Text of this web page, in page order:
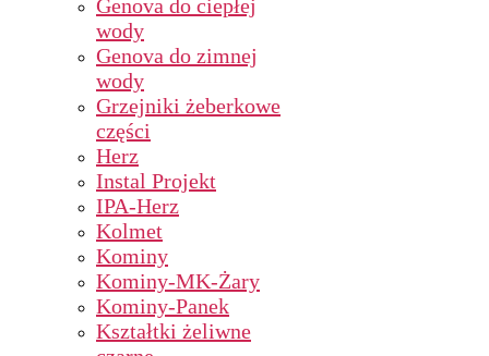
Genova do ciepłej
wody
Genova do zimnej
wody
Grzejniki żeberkowe
części
Herz
Instal Projekt
IPA-Herz
Kolmet
Kominy
Kominy-MK-Żary
Kominy-Panek
Kształtki żeliwne